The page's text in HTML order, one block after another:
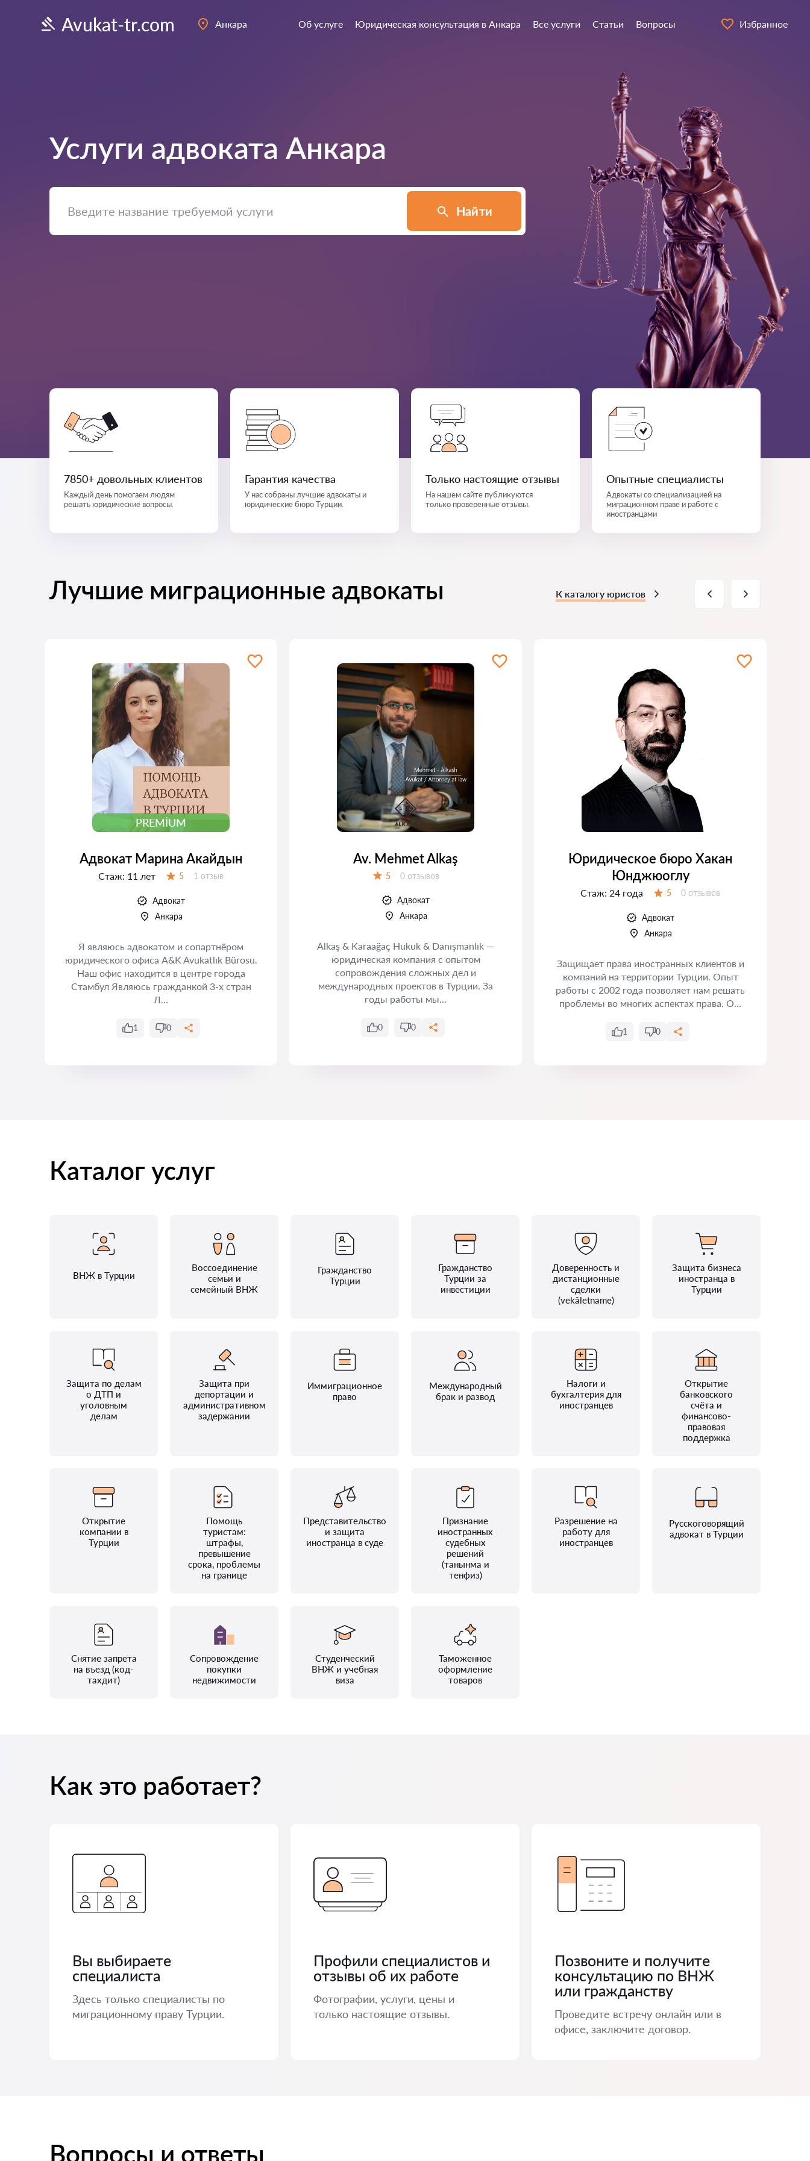
Avukat-tr.com Анкара Об услуге Юридическая консультация в Анкара Все услуги Статьи Вопросы Избранное
Услуги адвоката Анкара
Найти
7850+ довольных клиентов
Каждый день помогаем людям
решать юридические вопросы.
Гарантия качества
У нас собраны лучшие адвокаты и
юридические бюро Турции.
Только настоящие отзывы
На нашем сайте публикуются
только проверенные отзывы.
Опытные специалисты
Адвокаты со специализацией на
миграционном праве и работе с
иностранцами
Лучшие миграционные адвокаты К каталогу юристов
PREMIUM
Адвокат Марина Акайдын
Стаж: 11 лет 5 Отзывов:
1 отзыв
Адвокат
Анкара
Я являюсь адвокатом и сопартнёром
юридического офиса A&K Avukatlık Bürosu.
Наш офис находится в центре города
Стамбул Являюсь гражданкой 3-х стран
Л...
1 0
Av. Mehmet Alkaş
5 Отзывов:
0 отзывов
Адвокат
Анкара
Alkaş & Karaağaç Hukuk & Danışmanlık —
юридическая компания с опытом
сопровождения сложных дел и
международных проектов в Турции. За
годы работы мы...
0 0
Юридическое бюро Хакан
Юнджюоглу
Стаж: 24 года 5 Отзывов:
0 отзывов
Адвокат
Анкара
Защищает права иностранных клиентов и
компаний на территории Турции. Опыт
работы с 2002 года позволяет нам решать
проблемы во многих аспектах права. О...
1 0
Каталог услуг
ВНЖ в Турции
Воссоединение
семьи и
семейный ВНЖ
Гражданство
Турции
Гражданство
Турции за
инвестиции
Доверенность и
дистанционные
сделки
(vekâletname)
Защита бизнеса
иностранца в
Турции
Защита по делам
о ДТП и
уголовным
делам
Защита при
депортации и
административном
задержании
Иммиграционное
право
Международный
брак и развод
Налоги и
бухгалтерия для
иностранцев
Открытие
банковского
счёта и
финансово-
правовая
поддержка
Открытие
компании в
Турции
Помощь
туристам:
штрафы,
превышение
срока, проблемы
на границе
Представительство
и защита
иностранца в суде
Признание
иностранных
судебных
решений
(танынма и
тенфиз)
Разрешение на
работу для
иностранцев
Русскоговорящий
адвокат в Турции
Снятие запрета
на въезд (код-
тахдит)
Сопровождение
покупки
недвижимости
Студенческий
ВНЖ и учебная
виза
Таможенное
оформление
товаров
Как это работает?
Вы выбираете
специалиста
Здесь только специалисты по
миграционному праву Турции.
Профили специалистов и
отзывы об их работе
Фотографии, услуги, цены и
только настоящие отзывы.
Позвоните и получите
консультацию по ВНЖ
или гражданству
Проведите встречу онлайн или в
офисе, заключите договор.
Вопросы и ответы